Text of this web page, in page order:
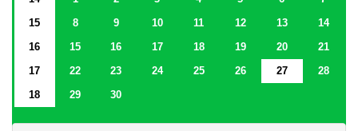
15
8 9 10 11 12 13
14
16
15 16 17 18 19 20
21
17
22 23 24 25 26 27
28
18
29 30